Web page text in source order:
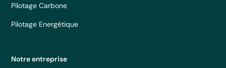
Pilotage Carbone
Pilotage Energétique
Notre entreprise